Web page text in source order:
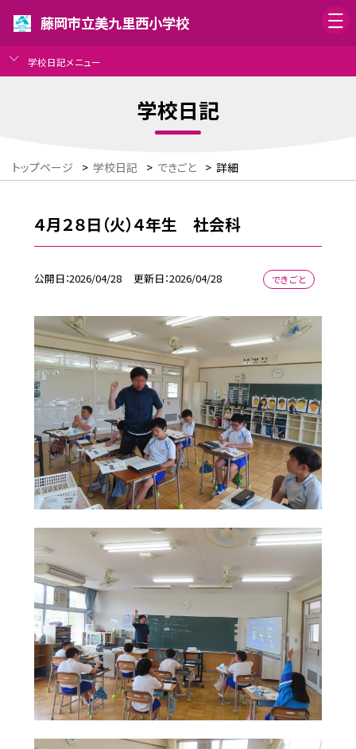
藤岡市立美九里西小学校
学校日記メニュー
学校日記
トップページ > 学校日記 > できごと > 詳細
４月２８日（火）４年生 社会科
公開日 2026/04/28 更新日 2026/04/28 できごと